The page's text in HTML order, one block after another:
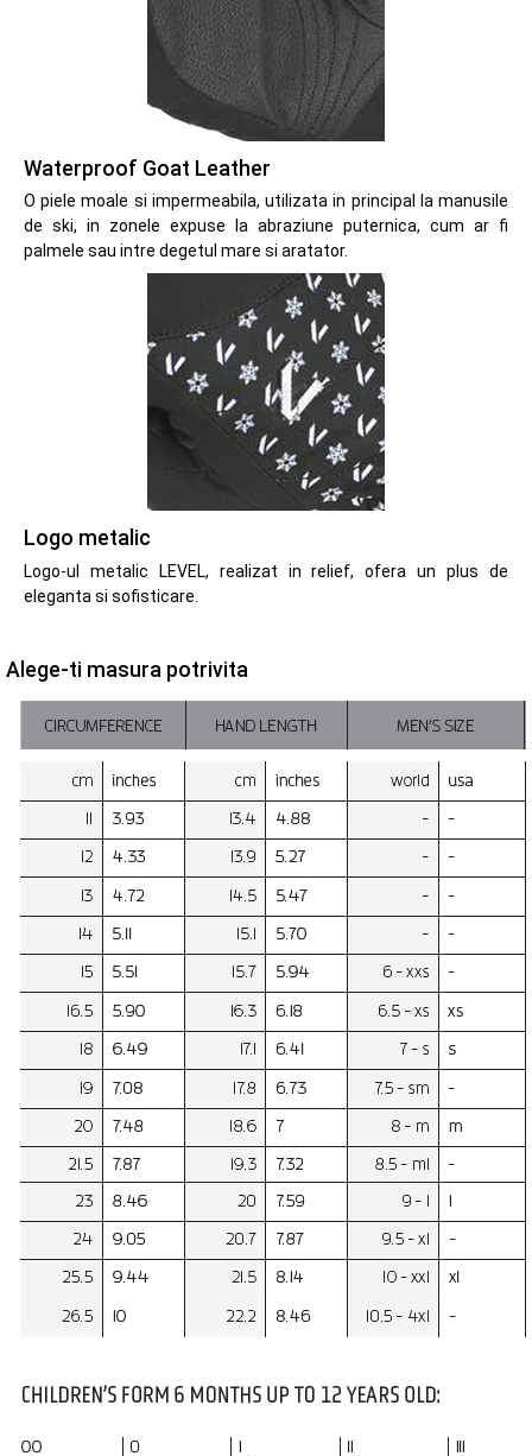
Waterproof Goat Leather
O piele moale si impermeabila, utilizata in principal la manusile
de ski, in zonele expuse la abraziune puternica, cum ar fi
palmele sau intre degetul mare si aratator.
Logo metalic
Logo-ul metalic LEVEL, realizat in relief, ofera un plus de
eleganta si sofisticare.
Alege-ti masura potrivita